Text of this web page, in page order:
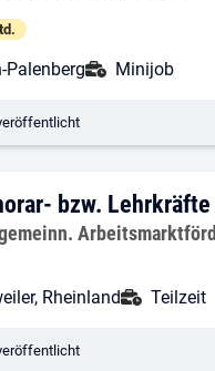
Palenberg Minijob
bzw.
Rheinland Teilzeit